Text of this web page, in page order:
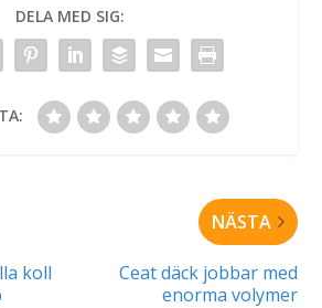
DELA MED SIG:
koll
NÄSTA
Ceat däck jobbar med
enorma volymer